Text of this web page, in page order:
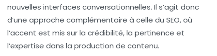
nouvelles interfaces conversationnelles. Il s’agit donc
d’une approche complémentaire à celle du SEO, où
l’accent est mis sur la crédibilité, la pertinence et
l’expertise dans la production de contenu.